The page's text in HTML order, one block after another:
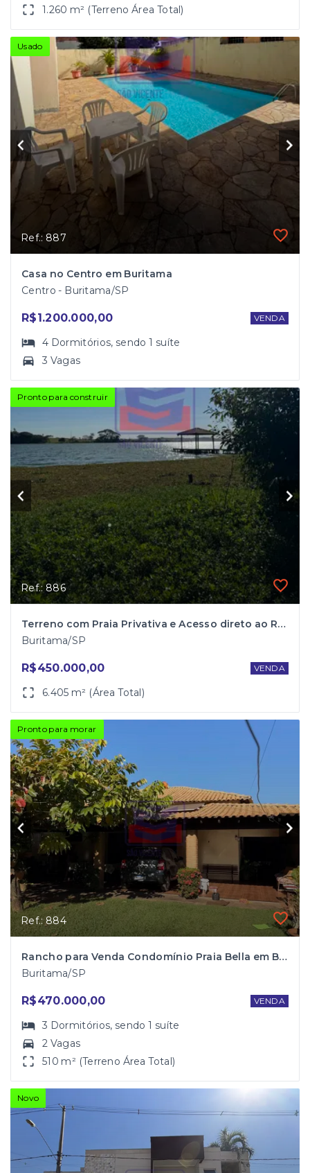
1.260 m² (Terreno Área Total)
Usado
Ref.: 887
Casa no Centro em Buritama
Centro - Buritama/SP
R$1.200.000,00 VENDA
4 Dormitórios, sendo1 suíte
3 Vagas
Pronto para construir
Ref.: 886
Terreno com Praia Privativa e Acesso direto ao Rio Santa Bárbara
Buritama/SP
R$450.000,00 VENDA
6.405 m² (Área Total)
Pronto para morar
Ref.: 884
Rancho para Venda Condomínio Praia Bella em Buritama
Buritama/SP
R$470.000,00 VENDA
3 Dormitórios, sendo1 suíte
2 Vagas
510 m² (Terreno Área Total)
Novo